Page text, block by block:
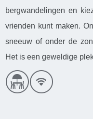
bergwandelingen en
vrienden kunt maken.
sneeuw of onder de
Het is een geweldige